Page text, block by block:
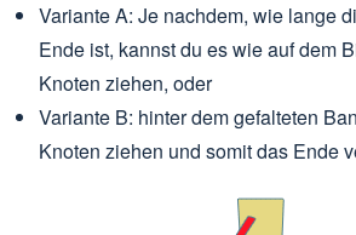
Variante A: Je nachdem, wie lange
Ende ist, kannst du es wie auf dem
Knoten ziehen, oder
Variante B: hinter dem gefalteten
Knoten ziehen und somit das Ende